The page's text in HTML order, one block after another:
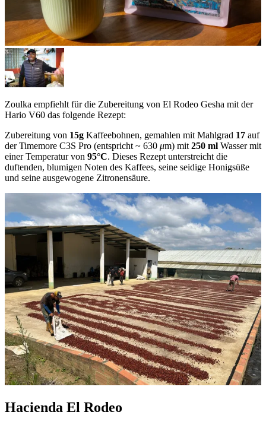
Zoulka empfiehlt für die Zubereitung von El Rodeo Gesha mit der
Hario V60 das folgende Rezept:
Zubereitung von 15g Kaffeebohnen, gemahlen mit Mahlgrad 17 auf
der Timemore C3S Pro (entspricht ~ 630 μm) mit 250 ml Wasser mit
einer Temperatur von 95°C. Dieses Rezept unterstreicht die
duftenden, blumigen Noten des Kaffees, seine seidige Honigsüße
und seine ausgewogene Zitronensäure.
Hacienda El Rodeo